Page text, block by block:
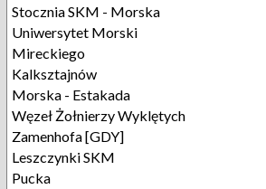
Stocznia SKM - Morska
Uniwersytet Morski
Mireckiego
Kalksztajnów
Morska - Estakada
Węzeł Żołnierzy Wyklętych
Zamenhofa [GDY]
Leszczynki SKM
Pucka